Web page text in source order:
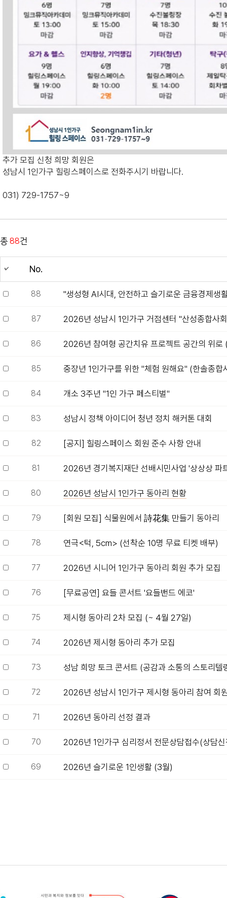
추가 모집 신청 희망 회원은
성남시 1인가구 힐링스페이스로 전화주시기 바랍니다.
031) 729-1757~9
총 88건
No.
88 "생성형 AI시대, 안전하고 슬기로운 금융경제생
87 2026년 성남시 1인가구 거점센터 "산성종합사
86 2026년 참여형 공간치유 프로젝트 공간의 위로
85 중장년 1인가구를 위한 "체험 원해요" (한솔종합
84 개소 3주년 "1인 가구 페스티벌"
83 성남시 정책 아이디어 청년 정치 해커톤 대회
82 [공지] 힐링스페이스 회원 준수 사항 안내
81 2026년 경기복지재단 선배시민사업 '상상상 파
80 2026년 성남시 1인가구 동아리 현황
79 [회원 모집] 식물원에서 詩花集 만들기 동아리
78 연극<턱, 5cm> (선착순 10명 무료 티켓 배부)
77 2026년 시니어 1인가구 동아리 회원 추가 모집
76 [무료공연] 요들 콘서트 '요들밴드 에코'
75 제시형 동아리 2차 모집 (~ 4월 27일)
74 2026년 제시형 동아리 추가 모집
73 성남 희망 토크 콘서트 (공감과 소통의 스토리텔
72 2026년 성남시 1인가구 제시형 동아리 참여 회
71 2026년 동아리 선정 결과
70 2026년 1인가구 심리정서 전문상담접수(상담
69 2026년 슬기로운 1인생활 (3월)